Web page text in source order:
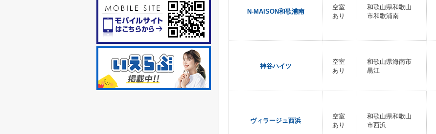
N-MAISON和歌浦南
空室
あり
和歌山県和歌山
市和歌浦南
神谷ハイツ
空室
あり
和歌山県海南市
黒江
ヴィラージュ西浜
空室
あり
和歌山県和歌山
市西浜